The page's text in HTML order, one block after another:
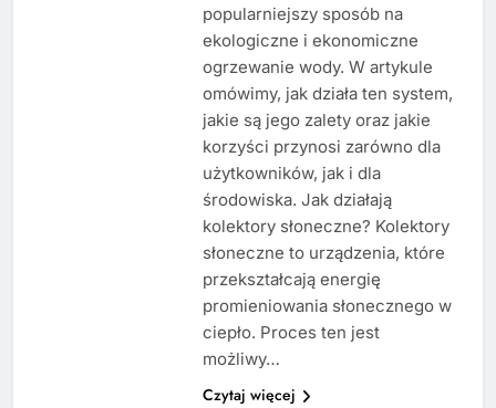
popularniejszy sposób na
ekologiczne i ekonomiczne
ogrzewanie wody. W artykule
omówimy, jak działa ten system,
jakie są jego zalety oraz jakie
korzyści przynosi zarówno dla
użytkowników, jak i dla
środowiska. Jak działają
kolektory słoneczne? Kolektory
słoneczne to urządzenia, które
przekształcają energię
promieniowania słonecznego w
ciepło. Proces ten jest
możliwy…
Czytaj więcej